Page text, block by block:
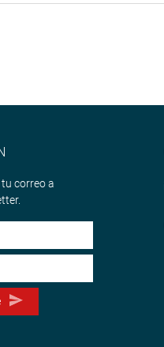
correo a